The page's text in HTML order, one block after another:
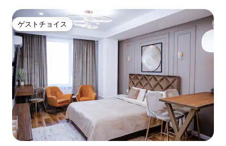
ゲストチョイス
ゲストチョイス